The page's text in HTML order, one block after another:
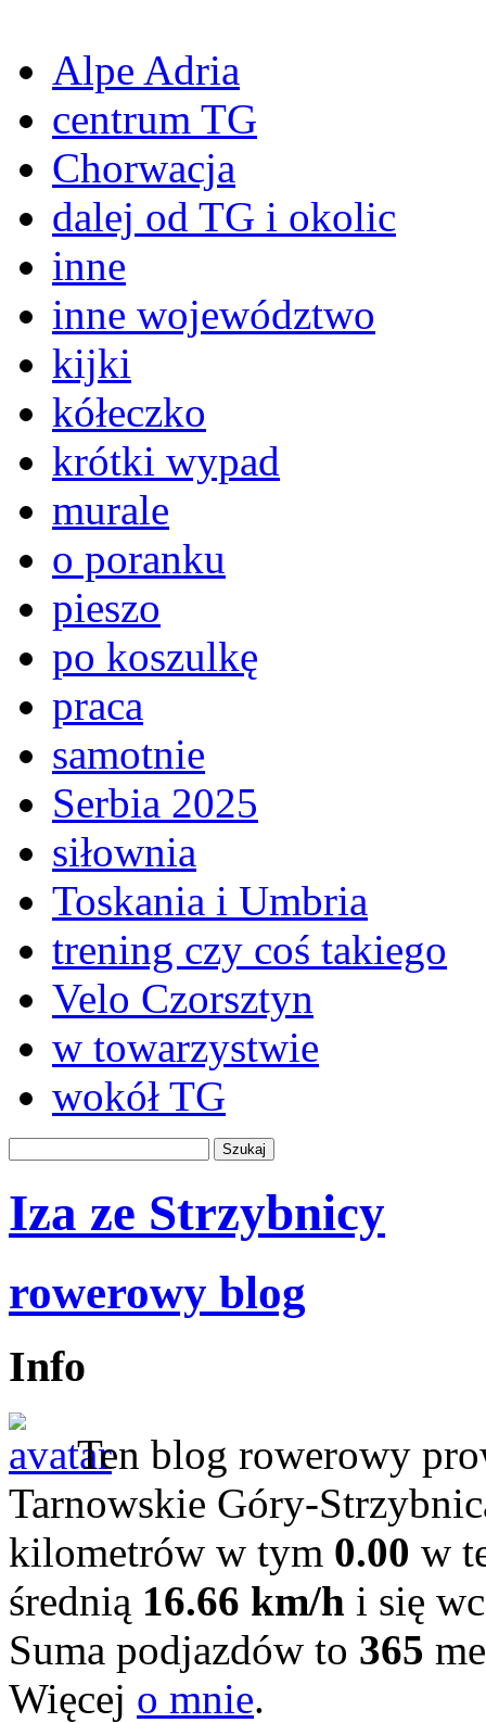
Alpe Adria
centrum TG
Chorwacja
dalej od TG i okolic
inne
inne województwo
kijki
kółeczko
krótki wypad
murale
o poranku
pieszo
po koszulkę
praca
samotnie
Serbia 2025
siłownia
Toskania i Umbria
trening czy coś takiego
Velo Czorsztyn
w towarzystwie
wokół TG
Iza ze Strzybnicy
rowerowy blog
Info
Ten blog rowerowy
Tarnowskie Góry-
kilometrów w tym 0.00 w
średnią 16.66 km/h i się
Suma podjazdów to 365
Więcej o mnie.